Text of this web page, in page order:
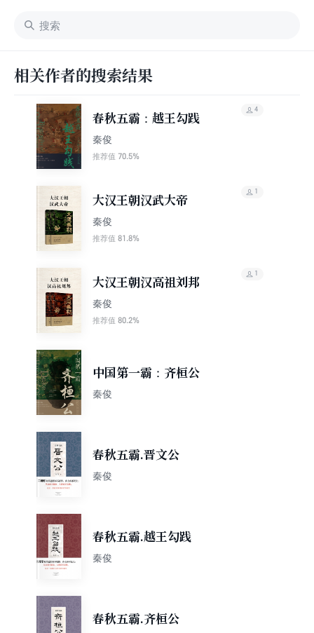
相关作者的搜索结果
春秋五霸：越王勾践
秦俊
推荐值 70.5%
4
大汉王朝汉武大帝
秦俊
推荐值 81.8%
1
大汉王朝汉高祖刘邦
秦俊
推荐值 80.2%
1
中国第一霸：齐桓公
秦俊
春秋五霸.晋文公
秦俊
春秋五霸.越王勾践
秦俊
春秋五霸.齐桓公